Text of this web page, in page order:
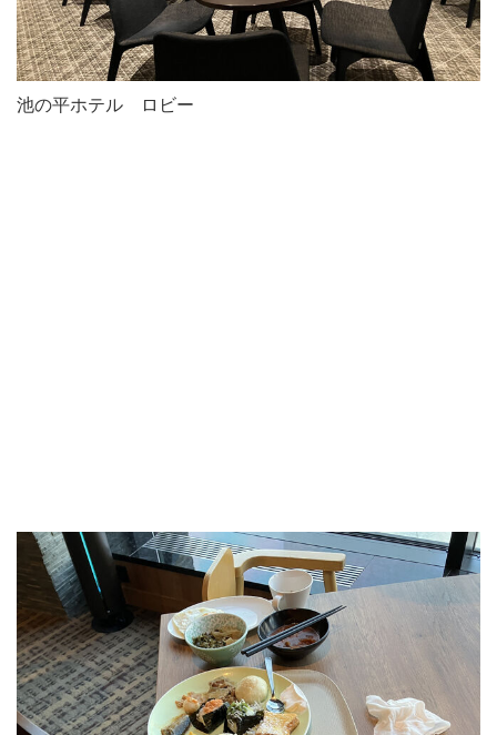
池の平ホテル ロビー